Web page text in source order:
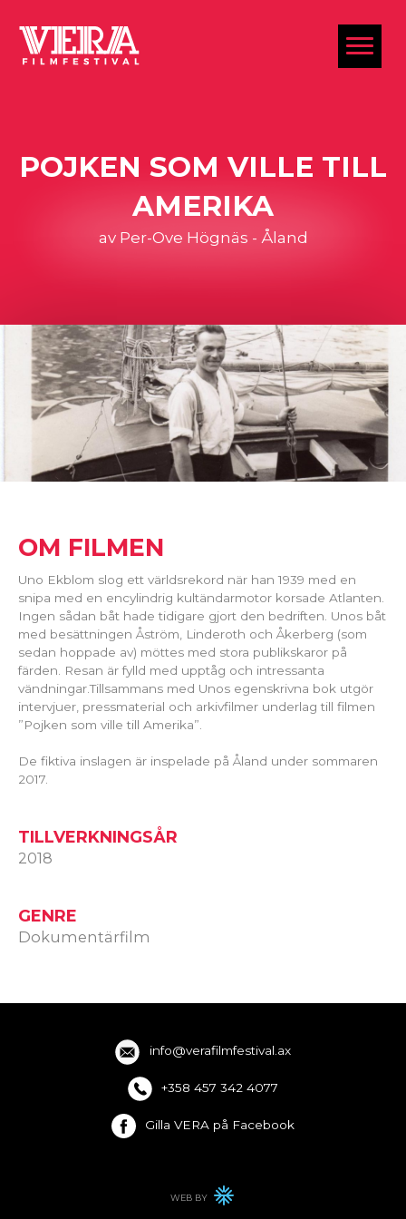
POJKEN SOM VILLE TILL
AMERIKA
av Per-Ove Högnäs - Åland
OM FILMEN
Uno Ekblom slog ett världsrekord när han 1939 med en
snipa med en encylindrig kultändarmotor korsade Atlanten.
Ingen sådan båt hade tidigare gjort den bedriften. Unos båt
med besättningen Åström, Linderoth och Åkerberg (som
sedan hoppade av) möttes med stora publikskaror på
färden. Resan är fylld med upptåg och intressanta
vändningar.Tillsammans med Unos egenskrivna bok utgör
intervjuer, pressmaterial och arkivfilmer underlag till filmen
”Pojken som ville till Amerika”.
De fiktiva inslagen är inspelade på Åland under sommaren
2017.
TILLVERKNINGSÅR
2018
GENRE
Dokumentärfilm
info@verafilmfestival.ax
+358 457 342 4077
Gilla VERA på Facebook
WEB BY